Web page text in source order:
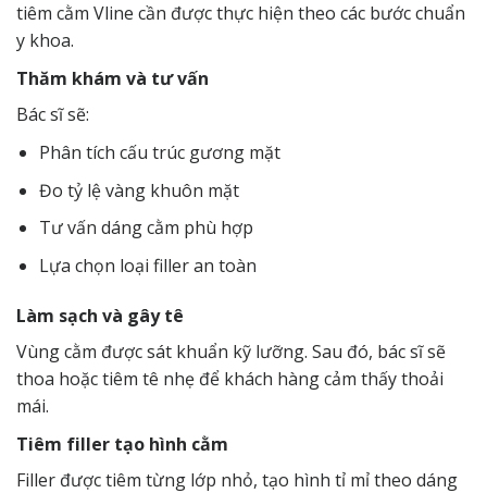
tiêm cằm Vline cần được thực hiện theo các bước chuẩn
y khoa.
Thăm khám và tư vấn
Bác sĩ sẽ:
Phân tích cấu trúc gương mặt
Đo tỷ lệ vàng khuôn mặt
Tư vấn dáng cằm phù hợp
Lựa chọn loại filler an toàn
Làm sạch và gây tê
Vùng cằm được sát khuẩn kỹ lưỡng. Sau đó, bác sĩ sẽ
thoa hoặc tiêm tê nhẹ để khách hàng cảm thấy thoải
mái.
Tiêm filler tạo hình cằm
Filler được tiêm từng lớp nhỏ, tạo hình tỉ mỉ theo dáng